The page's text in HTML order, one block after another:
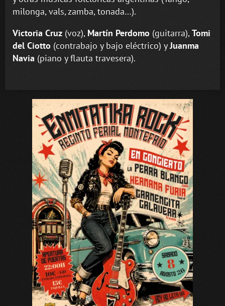
milonga, vals, zamba, tonada…).
Victoria Cruz (voz), Martín Perdomo (guitarra), Tomi
del Ciotto (contrabajo y bajo eléctrico) yJuanma
Navia (piano y flauta travesera).